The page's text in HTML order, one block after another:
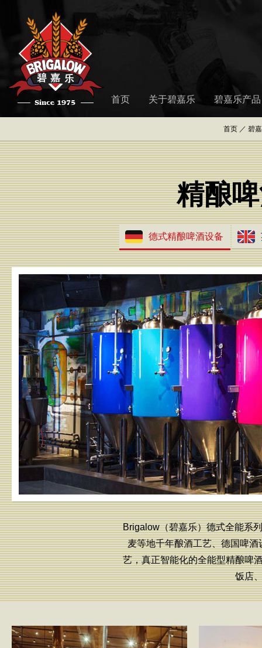
首页 关于碧嘉乐 碧嘉乐产品
首页 ／ 碧
精酿
德式精酿啤酒设备
Brigalow（碧嘉乐）德式全能系
麦等地千年酿酒工艺、德国啤
艺，真正智能化的全能型精酿啤
饭店